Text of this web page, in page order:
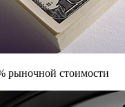
рыночной стоимости